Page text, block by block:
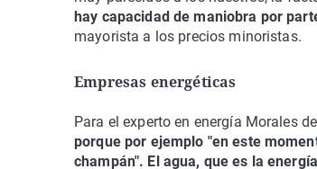
hay capacidad de maniobra por
mayorista a los precios minoristas.
Empresas energéticas
Para el experto en energía Morales
porque por ejemplo "en este
champán". El agua, que es la